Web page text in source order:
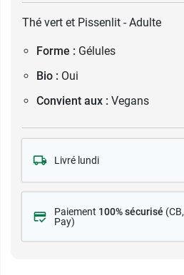
Thé vert et Pissenlit - Adulte
Forme : Gélules
Bio : Oui
Convient aux : Vegans
Livré lundi
Paiement 100% sécurisé (CB
Pay)